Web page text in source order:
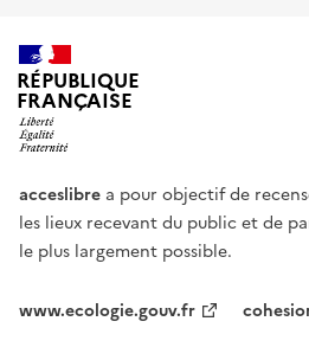
RÉPUBLIQUE
FRANÇAISE
acceslibre a pour objectif de
les lieux recevant du public et de
le plus largement possible.
www.ecologie.gouv.fr